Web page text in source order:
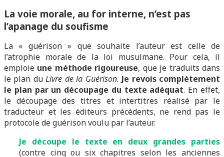
La voie morale, au for interne, n’est pas
l’apanage du soufisme
La « guérison » que souhaite l’auteur est celle de
l’atrophie morale de la loi musulmane. Pour cela, il
emploie une méthode rigoureuse, que je traduits dans
le plan duLivre de la Guérison. Je revois complètement
le plan par un découpage du texte adéquat. En effet,
le découpage des titres et intertitres réalisé par le
traducteur et les éditeurs précédents, ne rend pas le
protocole de guérison voulu par l’auteur.
Je découpe le texte en deux grandes parties
(contre cinq ou six chapitres selon les anciennes